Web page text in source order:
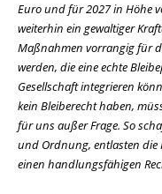
Euro und für 2027 in Höhe
weiterhin ein gewaltiger
Maßnahmen vorrangig für
werden, die eine echte
Gesellschaft integrieren
kein Bleiberecht haben,
für uns außer Frage. So
und Ordnung, entlasten die
einen handlungsfähigen